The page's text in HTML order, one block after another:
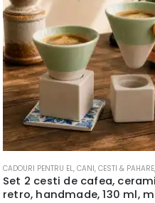
SERVIREA MESEI
,CELE MAI DORITE,DECORATIUNI
CADOURI PENTRU EL, CANI, CESTI & PAHARE
Set 2 cesti de cafea,
retro, handmade, 130 ml,